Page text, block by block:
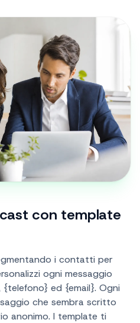
con template
i contatti per
ogni messaggio
ed {email}. Ogni
che sembra scritto
anonimo. I template ti